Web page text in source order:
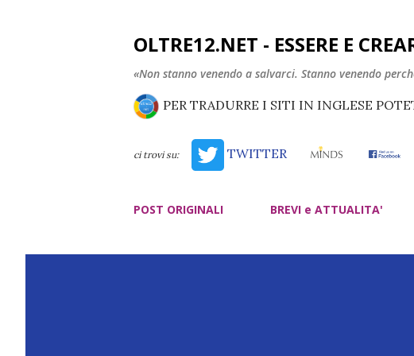
OLTRE12.NET - ESSERE E
«Non stanno venendo a salvarci. Stanno venendo
PER TRADURRE I SITI IN INGLESE
ci trovi su: TWITTER
POST ORIGINALI BREVI e ATTUALITA'